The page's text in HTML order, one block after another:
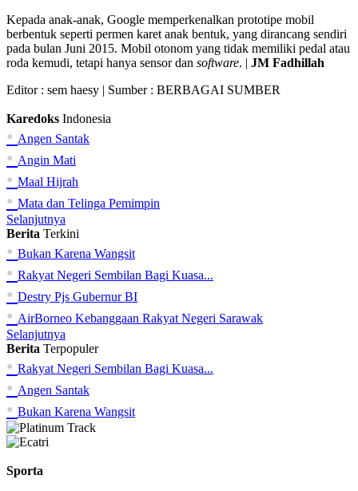
Kepada anak-anak, Google memperkenalkan prototipe mobil
berbentuk seperti permen karet anak bentuk, yang dirancang sendiri
pada bulan Juni 2015. Mobil otonom yang tidak memiliki pedal atau
roda kemudi, tetapi hanya sensor dan software. | JM Fadhillah
Editor : sem haesy | Sumber : BERBAGAI SUMBER
Karedoks Indonesia
• Angen Santak
• Angin Mati
• Maal Hijrah
• Mata dan Telinga Pemimpin
Selanjutnya
Berita Terkini
• Bukan Karena Wangsit
• Rakyat Negeri Sembilan Bagi Kuasa...
• Destry Pjs Gubernur BI
• AirBorneo Kebanggaan Rakyat Negeri Sarawak
Selanjutnya
Berita Terpopuler
• Rakyat Negeri Sembilan Bagi Kuasa...
• Angen Santak
• Bukan Karena Wangsit
Sporta